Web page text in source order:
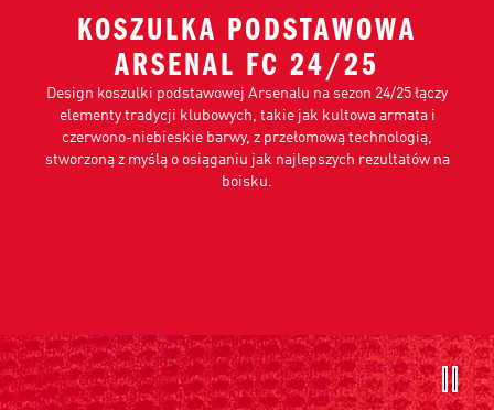
KOSZULKA PODSTAWOWA
ARSENAL FC 24/25
Design koszulki podstawowej Arsenalu na sezon 24/25 łączy
elementy tradycji klubowych, takie jak kultowa armata i
czerwono-niebieskie barwy, z przełomową technologią,
stworzoną z myślą o osiąganiu jak najlepszych rezultatów na
boisku.